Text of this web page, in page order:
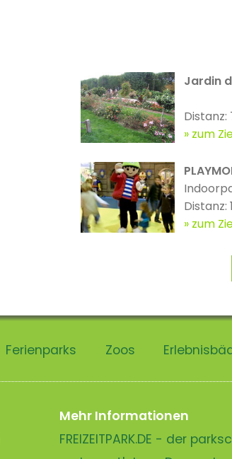
Jardin
Distanz:
zum
Distanz:
zum
Ferienparks Zoos
Mehr Informationen
FREIZEITPARK.DE - der